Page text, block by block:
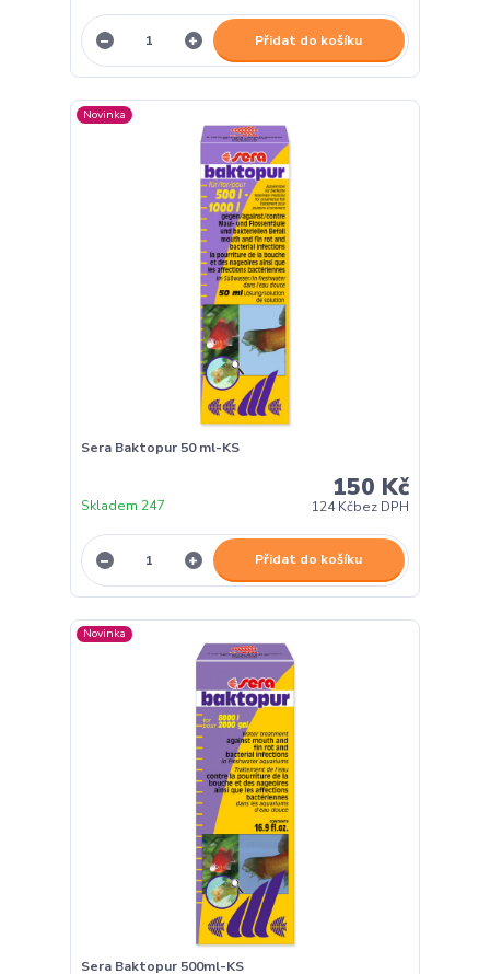
Přidat do košíku
Novinka
Sera Baktopur 50 ml-KS
150 Kč
124 Kčbez DPH
Skladem 247
Přidat do košíku
Novinka
Sera Baktopur 500ml-KS